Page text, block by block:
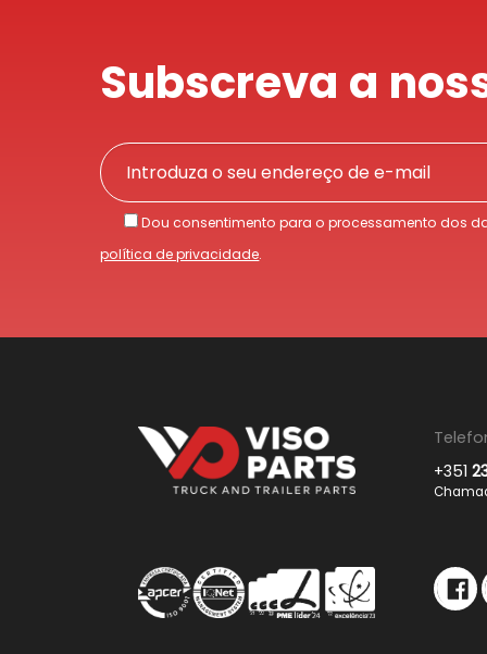
Subscreva a
Dou consentimento para o processamento dos
política de privacidade.
+351